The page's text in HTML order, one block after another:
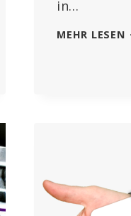
in…
MEHR LESEN